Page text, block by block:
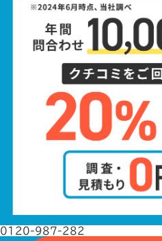
0120-987-282